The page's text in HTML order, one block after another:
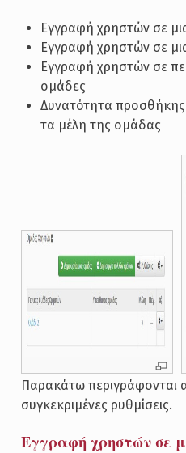
Εγγραφή χρηστών σε
Εγγραφή χρηστών σε
Εγγραφή χρηστών σε
ομάδες
Δυνατότητα
τα μέλη της ομάδας
Παρακάτω περιγράφονται
συγκεκριμένες ρυθμίσεις.
Εγγραφή χρηστών σε